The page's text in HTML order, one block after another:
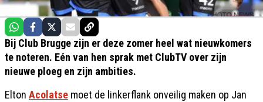
Bij Club Brugge zijn er deze zomer heel wat nieuwkomers
te noteren. Eén van hen sprak met ClubTV over zijn
nieuwe ploeg en zijn ambities.
Elton Acolatse moet de linkerflank onveilig maken op Jan